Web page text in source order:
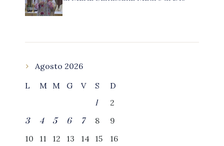
Agosto 2026
L
M M G V S
D
1
2
3
4 5 6 7 8
9
10
11 12 13 14 15
16